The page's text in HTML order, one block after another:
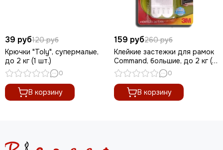
39 руб120 руб
Крючки "Toly", супермалые,
до 2 кг (1 шт.)
0
В корзину
159 руб260 руб
Клейкие застежки для рамок
Command, большие, до 2 кг (1
шт.)
0
В корзину